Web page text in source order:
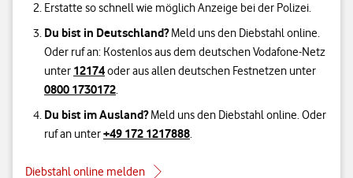
Erstatte so schnell wie möglich Anzeige bei der Polizei.
Du bist in Deutschland?Meld uns den Diebstahl online.
Oder ruf an: Kostenlos aus dem deutschen Vodafone-Netz
unter 12174oder aus allen deutschen Festnetzen unter
0800 1730172.
Du bist im Ausland?Meld uns den Diebstahl online. Oder
ruf an unter+49 172 1217888.
Diebstahl online melden